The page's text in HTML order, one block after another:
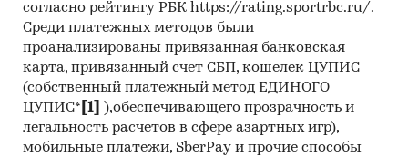
согласно рейтингу РБК https://rating.sportrbc.ru/.
Среди платежных методов были
проанализированы привязанная банковская
карта, привязанный счет СБП, кошелек ЦУПИС
(собственный платежный метод ЕДИНОГО
ЦУПИС* [1]
),обеспечивающего прозрачность и
легальность расчетов в сфере азартных игр),
мобильные платежи, SberPay и прочие способы